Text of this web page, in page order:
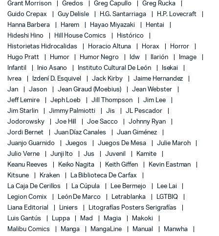
Grant Morrison
Gredos Greg Capullo
Greg Rucka
Guido Crepax
Guy Delisle H.G. Santarriaga
H.P. Lovecraft
Hanna Barbera
Harem Hayao Miyazaki
Hentai
Hideshi Hino
Hill House Comics
Histórico
Historietas Hidrocalidas
Horacio Altuna Horax
Horror
Hugo Pratt
Humor Humor Negro Idw Ilarión
Image
Infantil
Inio Asano Instituto Cultural De León
Isekai
Ivrea
Izdení D. Esquivel Jack Kirby
Jaime Hernandez
Jan
Jason Jean Giraud (Moebius)
Jean Webster
Jeff Lemire
Jeph Loeb Jill Thompson
Jim Lee
Jim Starlin
Jimmy Palmiotti Jis
JL Pescador
Jodorowsky
Joe Hill Joe Sacco
Johnny Ryan
Jordi Bernet
Juan Díaz Canales
Juan Giménez
Juanjo Guarnido
Juegos Juegos De Mesa
Julie Maroh
Julio Verne
Junji Ito Jus Juvenil
Kamite
Keanu Reeves
Keiko Nagita Keith Giffen
Kevin Eastman
Kitsune
Kraken
La Biblioteca De Carfax
La Caja De Cerillos
La Cúpula Lee Bermejo
Lee Lai
Legion Comix
León De Marco Letrablanka
LGTBIQ
Liana Editorial
Liniers
Litografías Posters Serigrafías
Luis Gantús
Luppa Mad Magia
Makoki
Malibu Comics
Manga MangaLine Manual
Manwha